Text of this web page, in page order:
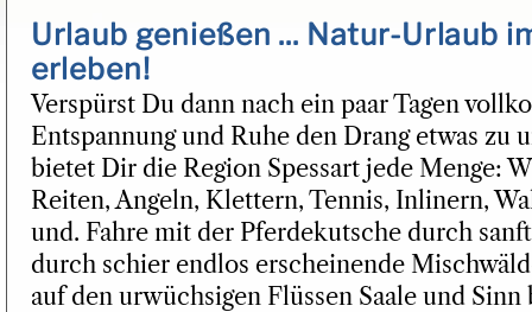
Urlaub genießen ... Natur-Urlaub
erleben!
Verspürst Du dann nach ein paar Tagen
Entspannung und Ruhe den Drang etwas zu
bietet Dir die Region Spessart jede Menge:
Reiten, Angeln, Klettern, Tennis, Inlinern,
und. Fahre mit der Pferdekutsche durch
durch schier endlos erscheinende
auf den urwüchsigen Flüssen Saale und